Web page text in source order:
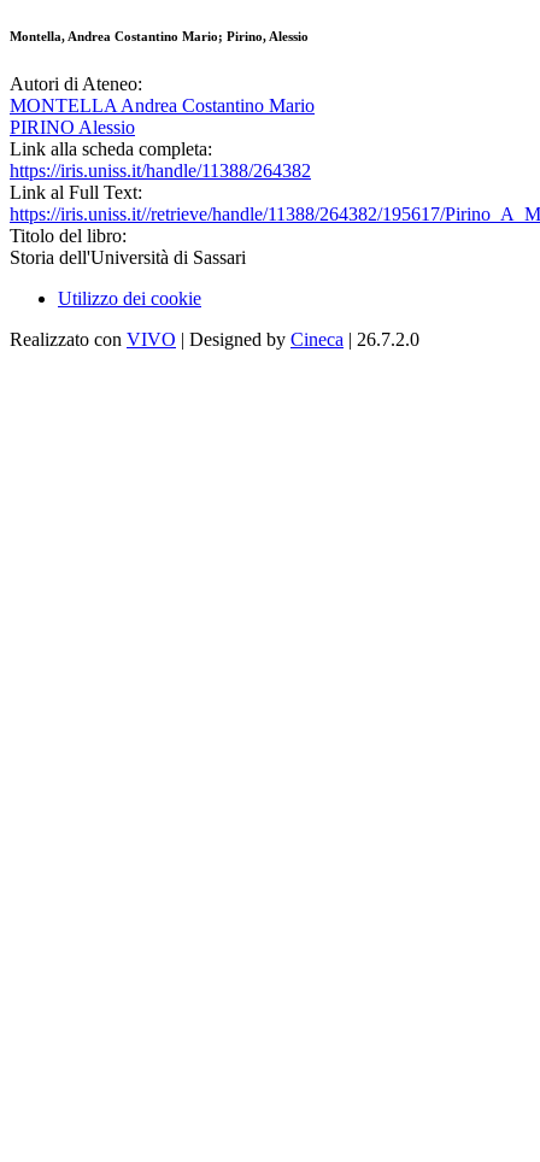
Montella, Andrea Costantino Mario; Pirino, Alessio
Autori di Ateneo:
MONTELLA Andrea Costantino Mario
PIRINO Alessio
Link alla scheda completa:
https://iris.uniss.it/handle/11388/264382
Link al Full Text:
https://iris.uniss.it//retrieve/handle/11388/264382/195617/
Titolo del libro:
Storia dell'Università di Sassari
Utilizzo dei cookie
Realizzato con VIVO | Designed by Cineca | 26.7.2.0